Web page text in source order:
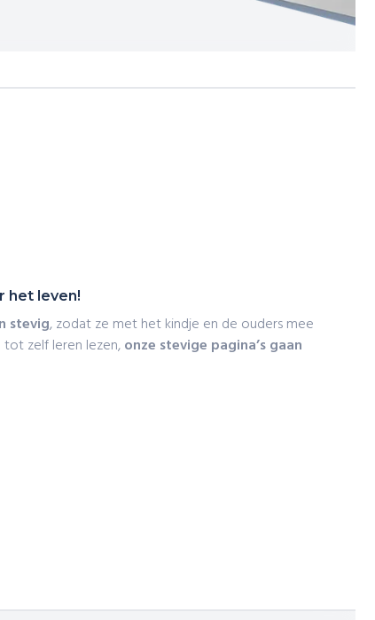
het leven!
stevig, zodat ze met het kindje en de ouders mee
tot zelf leren lezen,onze stevige pagina’s gaan